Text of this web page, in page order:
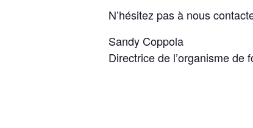
N’hésitez pas à nous
Sandy Coppola
Directrice de l’organisme de